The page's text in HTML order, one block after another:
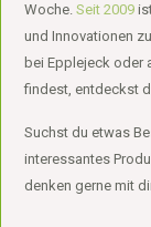
Woche.Seit 2009
und Innovationen
bei Epplejeck oder
findest, entdeckst
Suchst du etwas
interessantes
denken gerne mit